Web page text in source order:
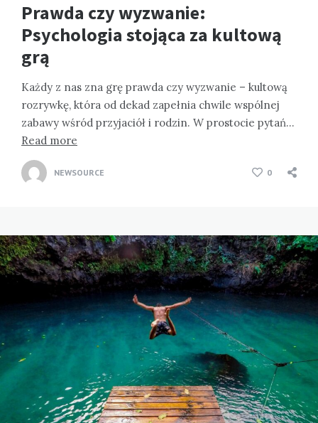
Prawda czy wyzwanie:
Psychologia stojąca za kultową
grą
Każdy z nas zna grę prawda czy wyzwanie – kultową
rozrywkę, która od dekad zapełnia chwile wspólnej
zabawy wśród przyjaciół i rodzin. W prostocie pytań…
Read more
NEWSOURCE 0